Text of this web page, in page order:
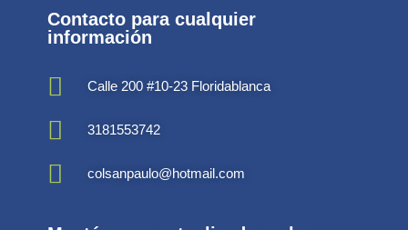
Contacto para cualquier
información
Calle 200 #10-23 Floridablanca
3181553742
colsanpaulo@hotmail.com